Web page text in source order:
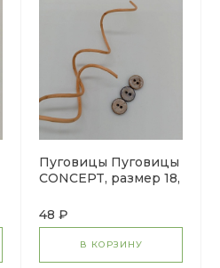
Пуговицы Пуговицы
CONCEPT, размер 18,
натуральный
48 ₽
В КОРЗИНУ